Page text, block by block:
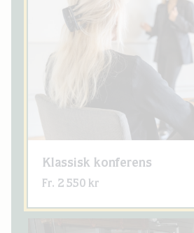
Klassisk konferens
Fr. 2 550 kr